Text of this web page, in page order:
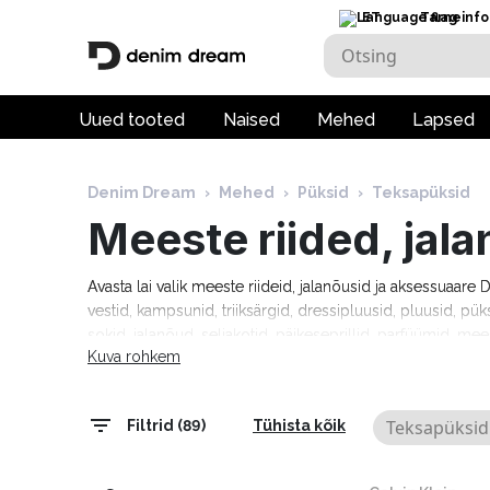
ET Tarneinfo
Uued tooted Naised Mehed Lapsed
Denim Dream › Mehed › Püksid › Teksapüksid
Meeste riided,
Avasta lai valik meeste riideid, jalanõusid ja
vestid, kampsunid, triiksärgid, dressipluusid, pluusid,
moebrändidelt nagu Guess, Tommy Hilfiger, Calvin
Kuva rohkem
Filtrid (89) Tühista kõik Teksapüksid